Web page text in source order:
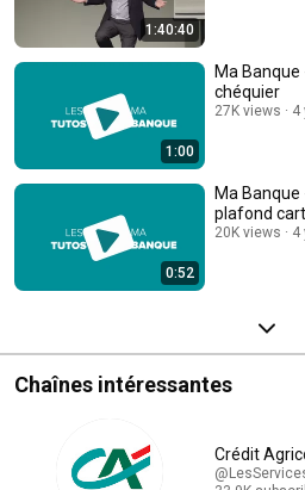
1:40:40
1:00
Ma
chéquier
27K views 4
0:52
Ma
plafond
20K views 4
Chaînes intéressantes
Crédit